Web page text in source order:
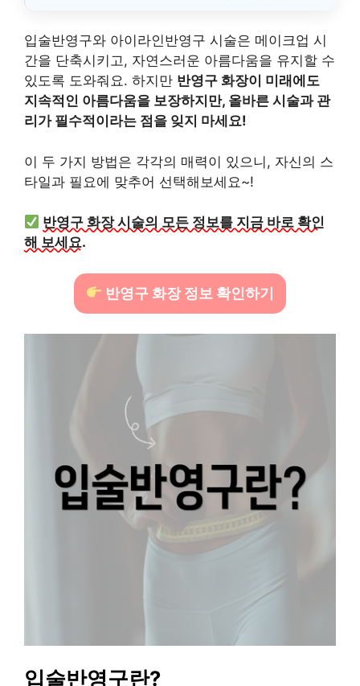
입술반영구와 아이라인반영구 시술은 메이크업 시
간을 단축시키고, 자연스러운 아름다움을 유지할 수
있도록 도와줘요. 하지만 반영구 화장이 미래에도
지속적인 아름다움을 보장하지만, 올바른 시술과 관
리가 필수적이라는 점을 잊지 마세요!
이 두 가지 방법은 각각의 매력이 있으니, 자신의 스
타일과 필요에 맞추어 선택해보세요~!
반영구 화장 시술의 모든 정보를 지금 바로 확인
해 보세요.
반영구 화장 정보 확인하기
입술반영구란?